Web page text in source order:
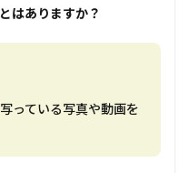
はありますか？
っている写真や動画を